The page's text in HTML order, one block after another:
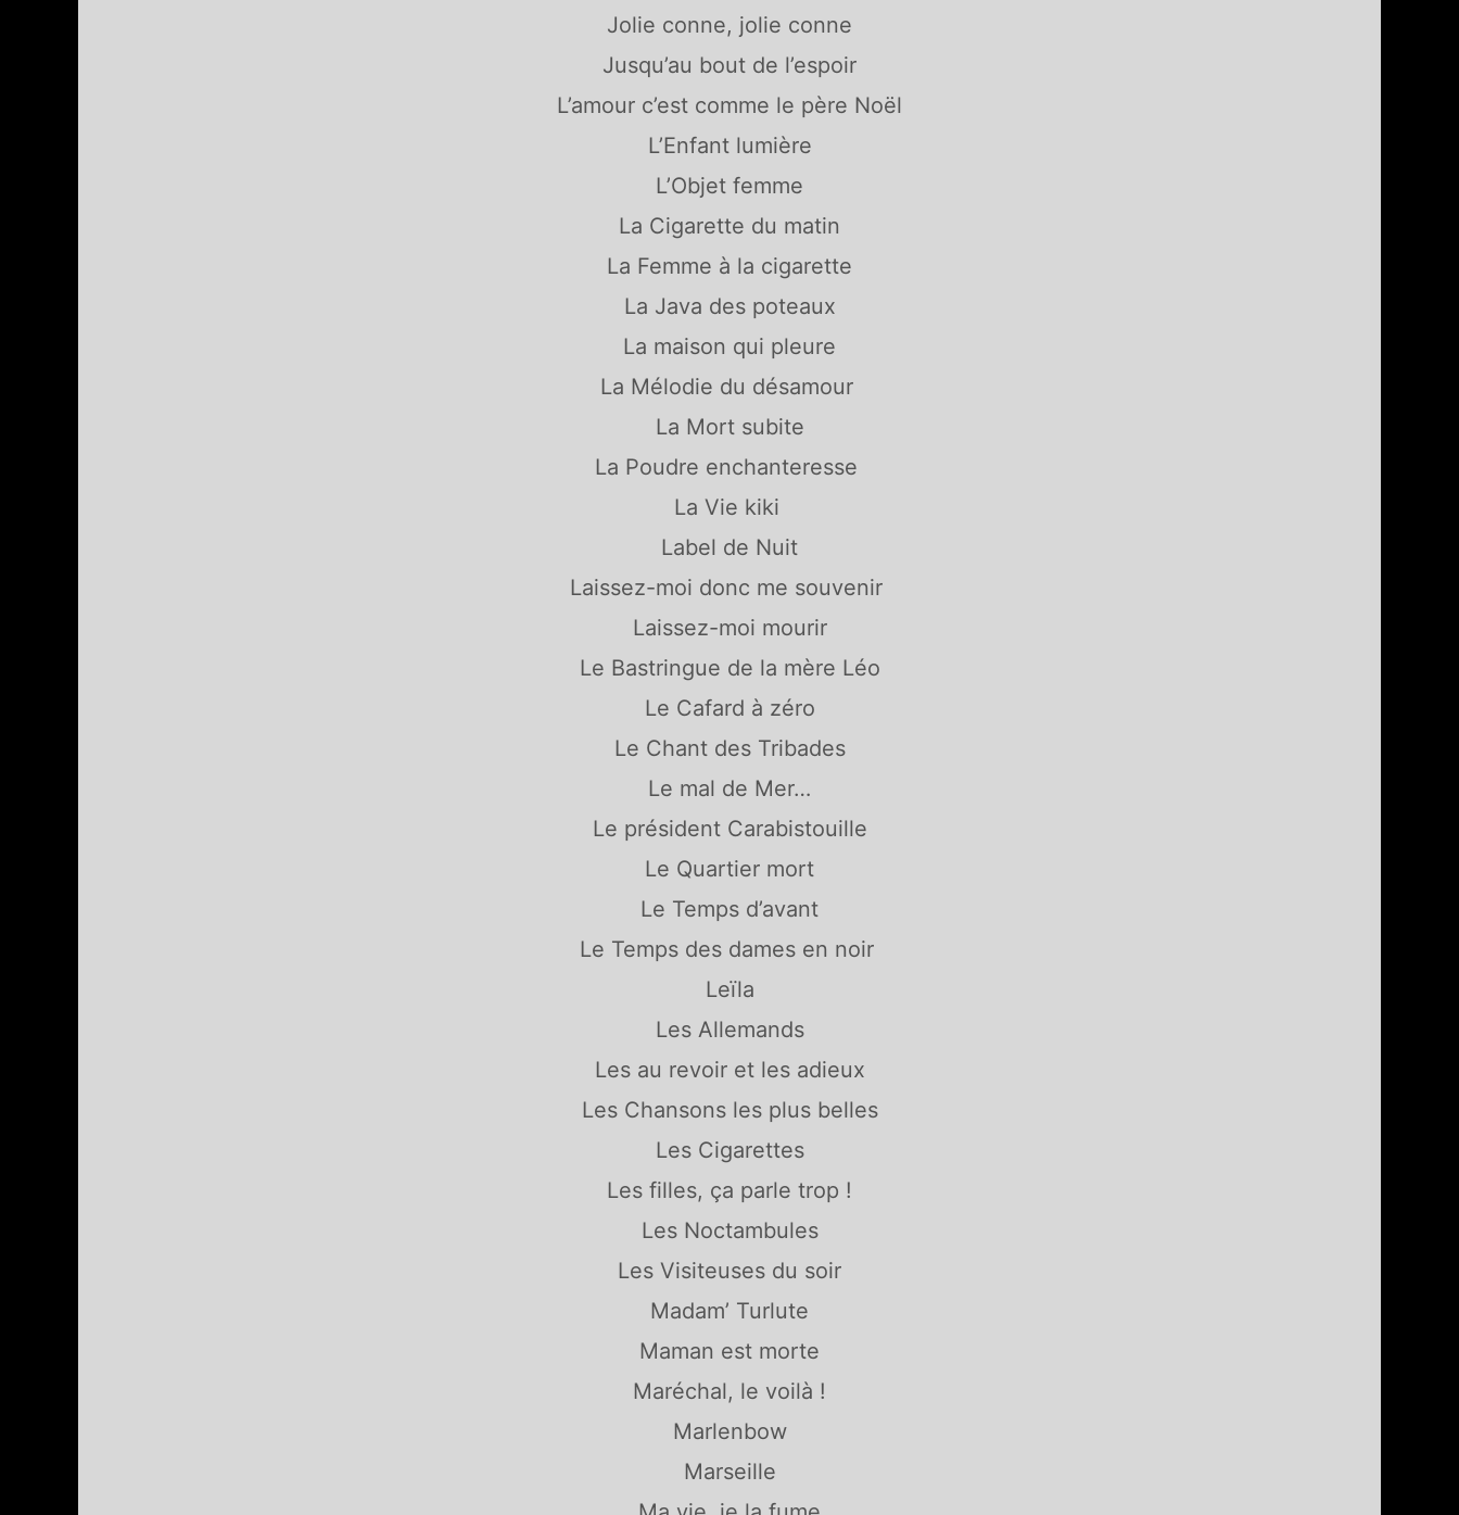
Jolie conne, jolie conne
Jusqu’au bout de l’espoir
L’amour c’est comme le père Noël
L’Enfant lumière
L’Objet femme
La Cigarette du matin
La Femme à la cigarette
La Java des poteaux
La maison qui pleure
La Mélodie du désamour
La Mort subite
La Poudre enchanteresse
La Vie kiki
Label de Nuit
Laissez-moi donc me souvenir
Laissez-moi mourir
Le Bastringue de la mère Léo
Le Cafard à zéro
Le Chant des Tribades
Le mal de Mer…
Le président Carabistouille
Le Quartier mort
Le Temps d’avant
Le Temps des dames en noir
Leïla
Les Allemands
Les au revoir et les adieux
Les Chansons les plus belles
Les Cigarettes
Les filles, ça parle trop !
Les Noctambules
Les Visiteuses du soir
Madam’ Turlute
Maman est morte
Maréchal, le voilà !
Marlenbow
Marseille